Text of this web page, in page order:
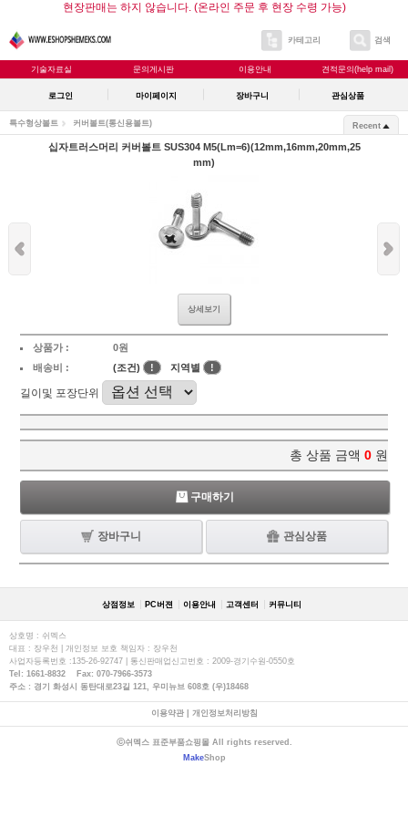
현장판매는 하지 않습니다. (온라인 주문 후 현장 수령 가능)
카테고리 검색
기술자료실 문의게시판 이용안내 견적문의(help mail)
로그인 마이페이지 장바구니 관심상품
특수형상볼트 커버볼트(통신용볼트) Recent
십자트러스머리 커버볼트 SUS304 M5(Lm=6)(12mm,16mm,20mm,25
mm)
상세보기
상품가 :
0원
배송비 :
(조건) ! 지역별 !
길이및 포장단위
총 상품 금액 0 원
구매하기
장바구니 관심상품
상점정보 PC버젼 이용안내 고객센터 커뮤니티
상호명 : 쉬멕스
대표 : 장우천 | 개인정보 보호 책임자 : 장우천
사업자등록번호 :135-26-92747 | 통신판매업신고번호 : 2009-경기수원-0550호
Tel: 1661-8832 Fax: 070-7966-3573
주소 : 경기 화성시 동탄대로23길 121, 우미뉴브 608호 (우)18468
이용약관| 개인정보처리방침
ⓒ쉬멕스 표준부품쇼핑몰 All rights reserved.
MakeShop